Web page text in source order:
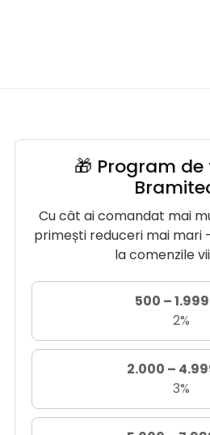
🎁 Program
Cu cât ai comandat mai
primești reduceri mai mari
la comenzile
500 –
2%
2.000 –
3%